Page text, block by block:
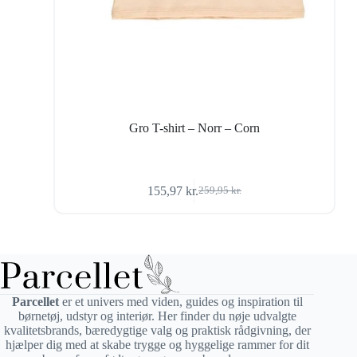
Gro T-shirt – Norr – Corn
259,95kr.
Den
155,97 kr.Den
Parcelleter et univers med viden, guides og inspiration til
børnetøj, udstyr og interiør. Her finder du nøje udvalgte
kvalitetsbrands, bæredygtige valg og praktisk rådgivning, der
hjælper dig med at skabe trygge og hyggelige rammer for dit